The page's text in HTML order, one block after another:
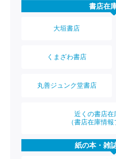
書店在
大垣書店
くまざわ書店
丸善ジュンク堂書店
近くの書店在
（書店在庫情
紙の本・雑